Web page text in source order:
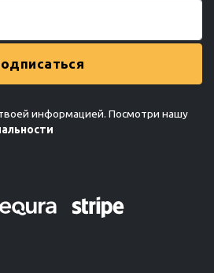
информацией. Посмотри нашу